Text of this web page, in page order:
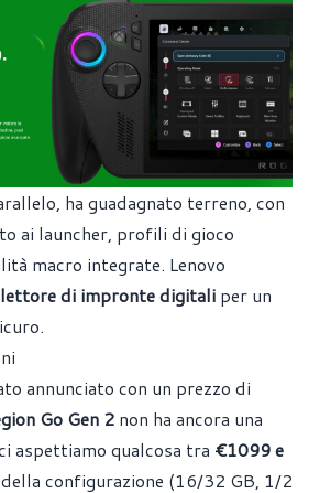
ha guadagnato terreno, con
ai launcher, profili di gioco
macro integrate. Lenovo
lettore di impronte digitali per un
annunciato con un prezzo di
Go Gen 2 non ha ancora una
aspettiamo qualcosa tra €1099 e
della configurazione (16/32 GB, 1/2